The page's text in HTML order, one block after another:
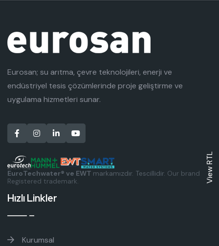
Eurosan; su arıtma, çevre teknolojileri, enerji ve
endüstriyel tesis çözümlerinde proje geliştirme ve
uygulama hizmetleri sunar.
EuroTechwater® ve EWT markamızdır. Tescillidir. Our brand.
Registered trademark.
Hızlı Linkler
Kurumsal
View RTL